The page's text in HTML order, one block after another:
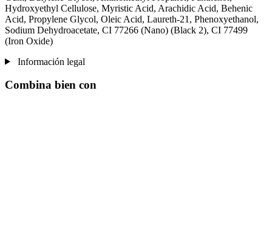
Hydroxyethyl Cellulose, Myristic Acid, Arachidic Acid, Behenic
Acid, Propylene Glycol, Oleic Acid, Laureth-21, Phenoxyethanol,
Sodium Dehydroacetate, CI 77266 (Nano) (Black 2), CI 77499
(Iron Oxide)
Información legal
Combina bien con